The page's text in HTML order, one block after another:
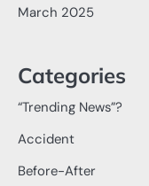
March 2025
Categories
“Trending News”?
Accident
Before-After